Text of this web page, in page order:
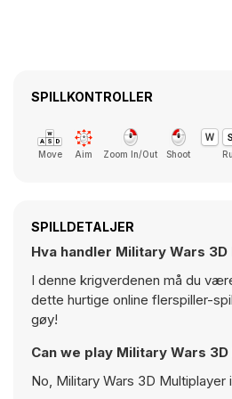
SPILLKONTROLLER
Move Aim Zoom In/Out Shoot
SPILLDETALJER
Hva handler Military Wars
I denne krigverdenen må du
dette hurtige online flerspiller-
gøy!
Can we play Military Wars
No, Military Wars 3D